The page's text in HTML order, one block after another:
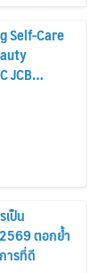
Self-Care
JCB
ป็น
ตอกย้ำ
ารที่ดี